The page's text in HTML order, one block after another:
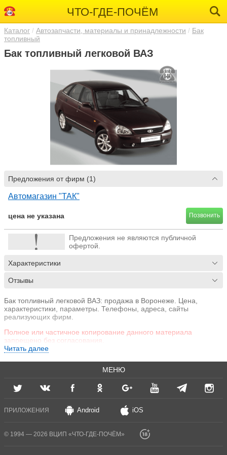
ЧТО-ГДЕ-ПОЧЁМ
Каталог Автозапчасти, материалы и принадлежности
Бак
топливный
Бак топливный легковой ВАЗ
Предложения от фирм (1)
Автомагазин "ТАК"
цена не указана Позвонить
Предложения не являются публичной
офертой.
Характеристики
Отзывы
Бак топливный легковой ВАЗ: продажа в Воронеже. Цена,
характеристики, параметры. Телефоны, адреса, сайты
реализующих фирм.
Полное или частичное копирование данного материала
запрещено без согласования.
Читать далее
МЕНЮ
ПРИЛОЖЕНИЯ Android iOS
© 1994 — 2026 ВЦИП «ЧТО-ГДЕ-ПОЧЁМ»